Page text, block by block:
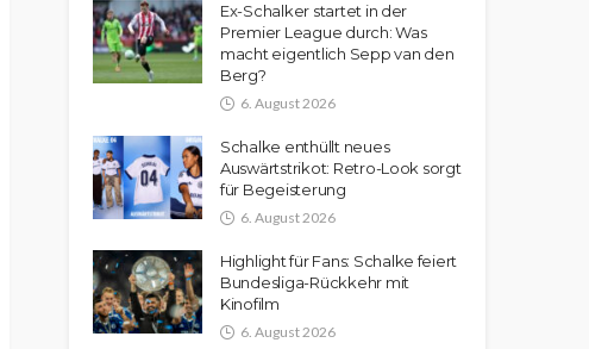
Ex-Schalker startet in der
Premier League durch: Was
macht eigentlich Sepp van den
Berg?
6. August 2026
Schalke enthüllt neues
Auswärtstrikot: Retro-Look sorgt
für Begeisterung
6. August 2026
Highlight für Fans: Schalke feiert
Bundesliga-Rückkehr mit
Kinofilm
6. August 2026